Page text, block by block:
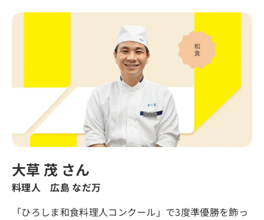
大草 茂 さん
料理人 広島 なだ万
「ひろしま和食料理人コンクール」で3度準優勝を飾っ